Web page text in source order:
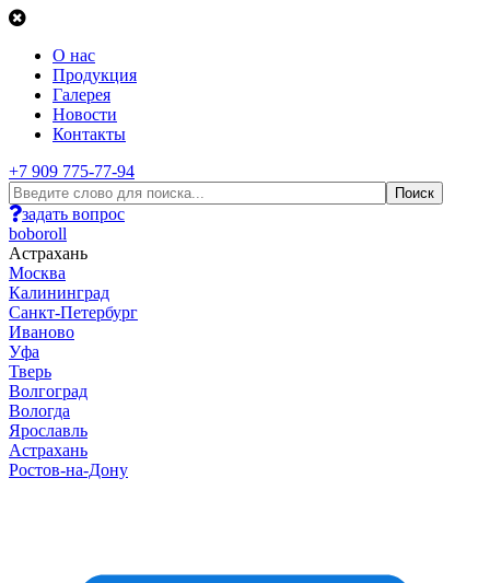
О нас
Продукция
Галерея
Новости
Контакты
+7 909 775-77-94
задать вопрос
boboroll
Астрахань
Москва
Калининград
Санкт-Петербург
Иваново
Уфа
Тверь
Волгоград
Вологда
Ярославль
Астрахань
Ростов-на-Дону